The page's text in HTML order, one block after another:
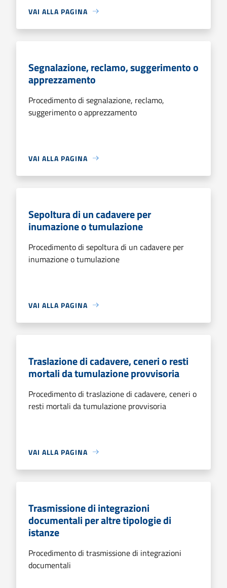
VAI ALLA PAGINA
Segnalazione, reclamo, suggerimento o
apprezzamento
Procedimento di segnalazione, reclamo,
suggerimento o apprezzamento
VAI ALLA PAGINA
Sepoltura di un cadavere per
inumazione o tumulazione
Procedimento di sepoltura di un cadavere per
inumazione o tumulazione
VAI ALLA PAGINA
Traslazione di cadavere, ceneri o resti
mortali da tumulazione provvisoria
Procedimento di traslazione di cadavere, ceneri o
resti mortali da tumulazione provvisoria
VAI ALLA PAGINA
Trasmissione di integrazioni
documentali per altre tipologie di
istanze
Procedimento di trasmissione di integrazioni
documentali